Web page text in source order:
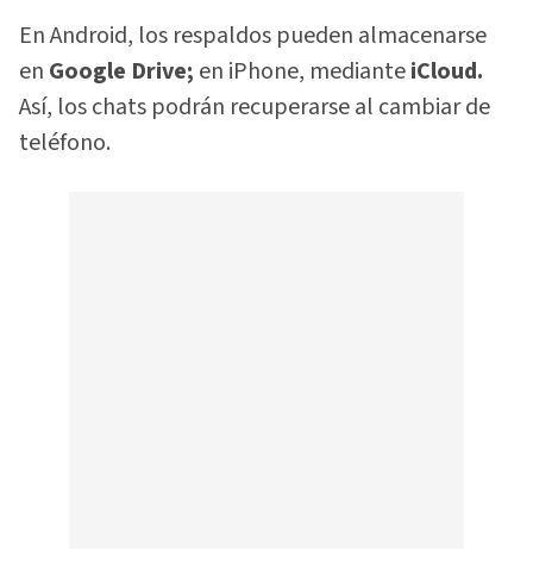
En Android, los respaldos pueden almacenarse
en Google Drive; en iPhone, medianteiCloud.
Así, los chats podrán recuperarse al cambiar de
teléfono.